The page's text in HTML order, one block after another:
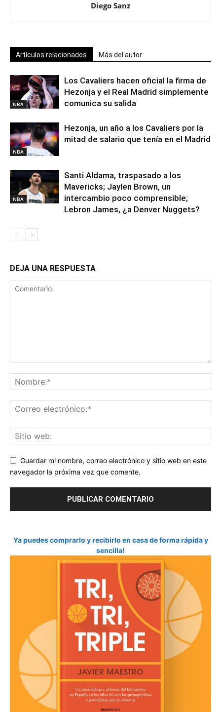
Diego Sanz
Artículos relacionados Más del autor
NBA
Los Cavaliers hacen oficial la firma de
Hezonja y el Real Madrid simplemente
comunica su salida
NBA
Hezonja, un año a los Cavaliers por la
mitad de salario que tenía en el Madrid
NBA
Santi Aldama, traspasado a los
Mavericks; Jaylen Brown, un
intercambio poco comprensible;
Lebron James, ¿a Denver Nuggets?
DEJA UNA RESPUESTA
Guardar mi nombre, correo electrónico y sitio web en este
navegador la próxima vez que comente.
Ya puedes comprarlo y recibirlo en casa de forma rápida y
sencilla!